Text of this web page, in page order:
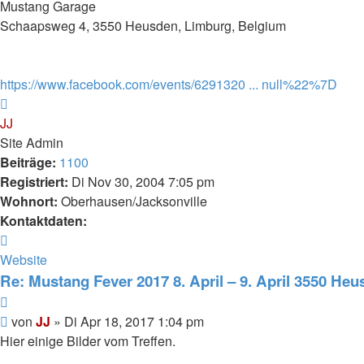
Mustang Garage
Schaapsweg 4, 3550 Heusden, Limburg, Belgium
https://www.facebook.com/events/6291320 ... null%22%7D
oben
JJ
Site Admin
Beiträge: 1100
Registriert: Di Nov 30, 2004 7:05 pm
Wohnort: Oberhausen/Jacksonville
Kontaktdaten:
von
JJ
Website
Re: Mustang Fever 2017 8. April – 9. April 3550
Beitrag
von JJ » Di Apr 18, 2017 1:04 pm
Hier einige Bilder vom Treffen.